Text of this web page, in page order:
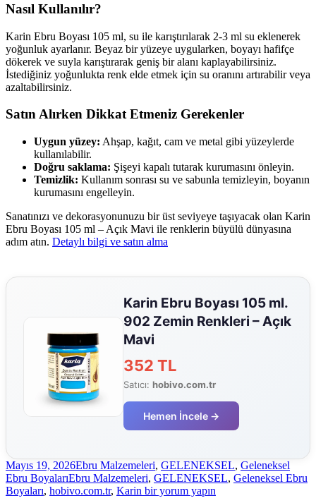
Nasıl Kullanılır?
Karin Ebru Boyası 105 ml, su ile karıştırılarak 2-3 ml su eklenerek
yoğunluk ayarlanır. Beyaz bir yüzeye uygularken, boyayı hafifçe
dökerek ve suyla karıştırarak geniş bir alanı kaplayabilirsiniz.
İstediğiniz yoğunlukta renk elde etmek için su oranını artırabilir veya
azaltabilirsiniz.
Satın Alırken Dikkat Etmeniz Gerekenler
Uygun yüzey: Ahşap, kağıt, cam ve metal gibi yüzeylerde
kullanılabilir.
Doğru saklama: Şişeyi kapalı tutarak kurumasını önleyin.
Temizlik: Kullanım sonrası su ve sabunla temizleyin, boyanın
kurumasını engelleyin.
Sanatınızı ve dekorasyonunuzu bir üst seviyeye taşıyacak olan Karin
Ebru Boyası 105 ml – Açık Mavi ile renklerin büyülü dünyasına
adım atın. Detaylı bilgi ve satın alma
Karin Ebru Boyası 105 ml.
902 Zemin Renkleri – Açık
Mavi
352 TL
Satıcı: hobivo.com.tr
Hemen İncele →
Yayın
tarihi
Mayıs 19, 2026Kategoriler
Ebru Malzemeleri, GELENEKSEL, Geleneksel
Ebru BoyalarıEtiketler
Ebru Malzemeleri, GELENEKSEL, Geleneksel Ebru
Boyaları, hobivo.com.tr, Karin Karin
bir yorum yapın